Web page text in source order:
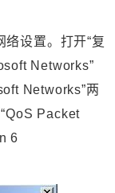
络设置。打开“复
Networks”
Networks”两
Packet
6